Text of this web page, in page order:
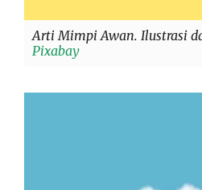
Arti Mimpi Awan. Ilustrasi
Pixabay